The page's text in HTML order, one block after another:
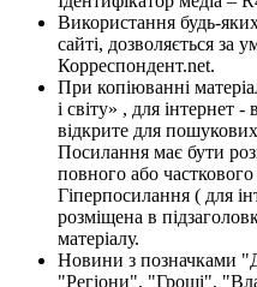
Використання будь-
сайті, дозволяється за
Корреспондент.net.
При копіюванні
і світу» , для інтернет
відкрите для
Посилання має бути
повного або
Гіперпосилання ( для
розміщена в
матеріалу.
Новини з позначками
"Регіони", "Гроші",